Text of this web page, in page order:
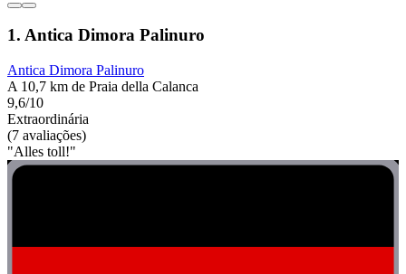
1. Antica Dimora Palinuro
Antica Dimora Palinuro
A 10,7 km de Praia della Calanca
9,6/10
Extraordinária
(7 avaliações)
"Alles toll!"